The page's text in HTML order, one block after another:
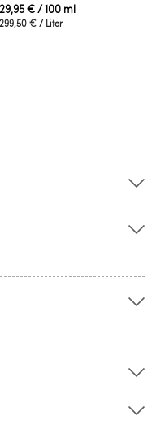
29,95 €/ 100 ml
299,50 € / Liter